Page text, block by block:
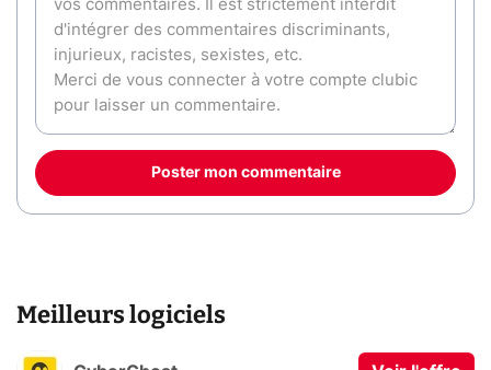
Poster mon commentaire
Meilleurs logiciels